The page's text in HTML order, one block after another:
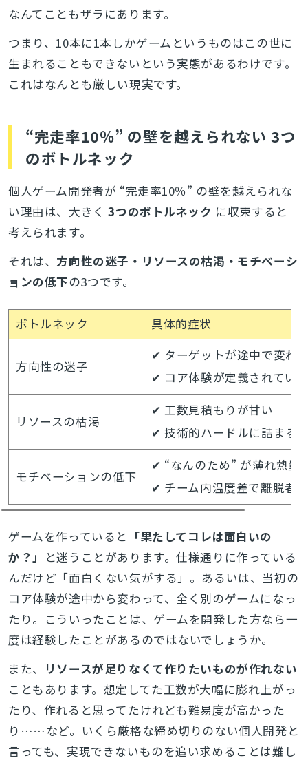
なんてこともザラにあります。
つまり、10本に1本しかゲームというものはこの世に
生まれることもできないという実態があるわけです。
これはなんとも厳しい現実です。
“完走率10％” の壁を越えられない 3つ
のボトルネック
個人ゲーム開発者が “完走率10％” の壁を越えられな
い理由は、大きく 3つのボトルネック に収束すると
考えられます。
それは、 方向性の迷子・リソースの枯渇・モチベーシ
ョンの低下の3つです。
ボトルネック 具体的症状
方向性の迷子
✔ ターゲットが途中で変わ
✔ コア体験が定義されてい
リソースの枯渇
✔ 工数見積もりが甘い
✔ 技術的ハードルに詰まる
モチベーションの低下
✔ “なんのため” が薄れ熱量
✔ チーム内温度差で離脱者
ゲームを作っていると 「果たしてコレは面白いの
か？」
と迷うことがあります。仕様通りに作っている
んだけど「面白くない気がする」。あるいは、当初の
コア体験が途中から変わって、全く別のゲームになっ
たり。こういったことは、ゲームを開発した方なら一
度は経験したことがあるのではないでしょうか。
また、
リソースが足りなくて作りたいものが作れない
こともあります。想定してた工数が大幅に膨れ上がっ
たり、作れると思ってたけれども難易度が高かった
り……など。いくら厳格な締め切りのない個人開発と
言っても、実現できないものを追い求めることは難し